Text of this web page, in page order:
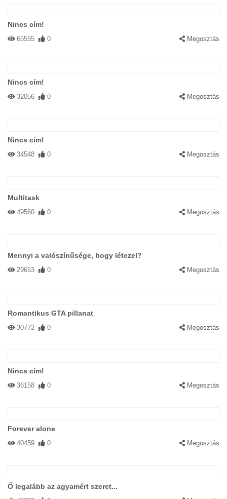
Nincs cím!
65555 0 Megosztás
Nincs cím!
32056 0 Megosztás
Nincs cím!
34548 0 Megosztás
Multitask
49560 0 Megosztás
Mennyi a valószínűsége, hogy létezel?
29653 0 Megosztás
Romantikus GTA pillanat
30772 0 Megosztás
Nincs cím!
36158 0 Megosztás
Forever alone
40459 0 Megosztás
Ő legalább az agyamért szeret...